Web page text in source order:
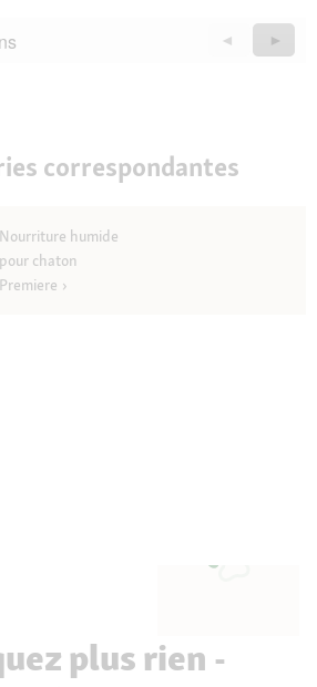
Précédent
Questions
◄ ►
correspondantes
Nourriture humide
pour chaton
Premiere
plus rien -